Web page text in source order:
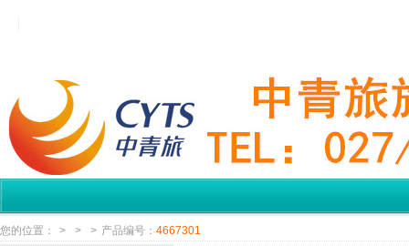
您的位置： > > > 产品编号： 4667301